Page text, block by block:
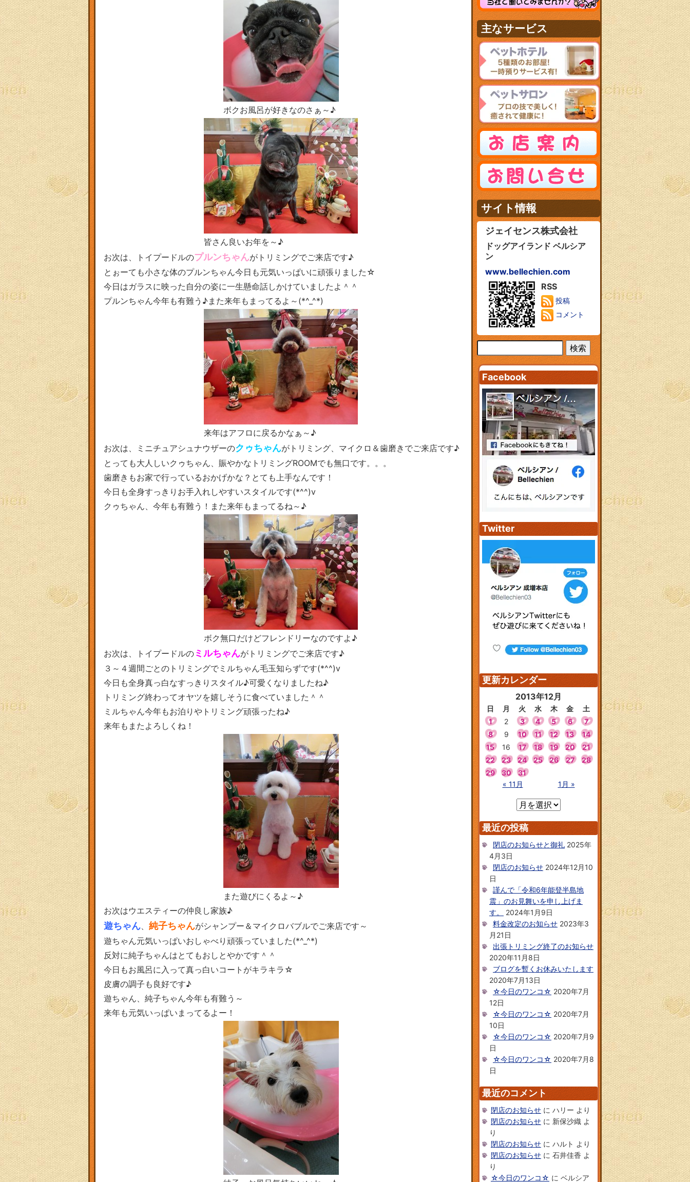
ボクお風呂が好きなのさぁ～♪
皆さん良いお年を～♪
お次は、トイプードルのプルンちゃんがトリミングでご来店です♪
とぉーても小さな体のプルンちゃん今日も元気いっぱいに頑張りました☆
今日はガラスに映った自分の姿に一生懸命話しかけていましたよ＾＾
プルンちゃん今年も有難う♪また来年もまってるよ～(*^_^*)
来年はアフロに戻るかなぁ～♪
お次は、ミニチュアシュナウザーのクゥちゃんがトリミング、マイクロ＆歯磨きでご来店です♪
とっても大人しいクゥちゃん、賑やかなトリミングROOMでも無口です。。。
歯磨きもお家で行っているおかげかな？とても上手なんです！
今日も全身すっきりお手入れしやすいスタイルです(*^^)v
クゥちゃん、今年も有難う！また来年もまってるね～♪
ボク無口だけどフレンドリーなのですよ♪
お次は、トイプードルの ミルちゃんがトリミングでご来店です♪
３～４週間ごとのトリミングでミルちゃん毛玉知らずです(*^^)v
今日も全身真っ白なすっきりスタイル♪可愛くなりましたね♪
トリミング終わってオヤツを嬉しそうに食べていました＾＾
ミルちゃん今年もお泊りやトリミング頑張ったね♪
来年もまたよろしくね！
また遊びにくるよ～♪
お次はウエスティーの仲良し家族♪
遊ちゃん 純子ちゃんがシャンプー＆マイクロバブルでご来店です～
遊ちゃん元気いっぱいおしゃべり頑張っていました(*^_^*)
反対に純子ちゃんはとてもおしとやかです＾＾
今日もお風呂に入って真っ白いコートがキラキラ☆
皮膚の調子も良好です♪
遊ちゃん、純子ちゃん今年も有難う～
来年も元気いっぱいまってるよー！
主なサービス
サイト情報
ジェイセンス株式会社
ドッグアイランド ベルシア
ン
www.bellechien.com
RSS
投稿
コメント
Facebook
Twitter
更新カレンダー
2013年12月
日 月 火 水 木 金
土
1
2 3 4 5 6
7
8
9 10 11 12 13
14
15
16 17 18 19 20
21
22
23 24 25 26 27
28
29
30
31
« 11月
1月 »
最近の投稿
閉店のお知らせと御礼 2025年
4月3日
閉店のお知らせ 2024年12月10
日
謹んで「令和6年能登半島地
震」のお見舞いを申し上げま
す。
2024年1月9日
料金改定のお知らせ 2023年3
月21日
出張トリミング終了のお知らせ
2020年11月8日
ブログを暫くお休みいたします
2020年7月13日
☆今日のワンコ☆ 2020年7月
12日
☆今日のワンコ☆ 2020年7月
10日
☆今日のワンコ☆ 2020年7月9
日
☆今日のワンコ☆ 2020年7月8
日
最近のコメント
閉店のお知らせ に ハリー より
閉店のお知らせ に 新保沙織 よ
り
閉店のお知らせ に ハルト より
閉店のお知らせ に 石井佳香 よ
り
☆今日のワンコ☆ に ベルシア